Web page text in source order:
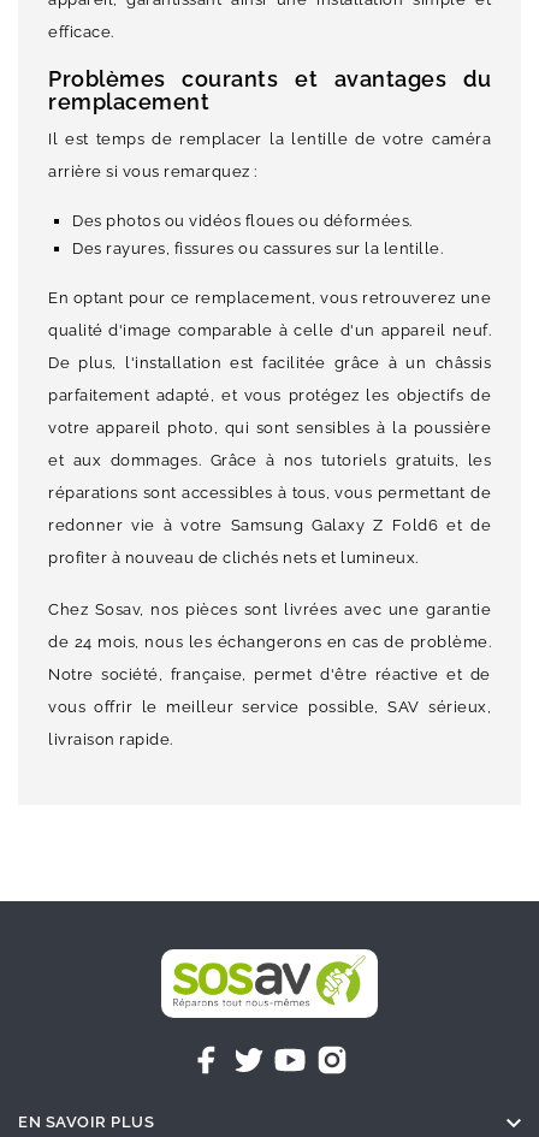
efficace.
Problèmes courants et avantages du
remplacement
Il est temps de remplacer la lentille de votre caméra
arrière si vous remarquez :
Des photos ou vidéos floues ou déformées.
Des rayures, fissures ou cassures sur la lentille.
En optant pour ce remplacement, vous retrouverez une
qualité d'image comparable à celle d'un appareil neuf.
De plus, l'installation est facilitée grâce à un châssis
parfaitement adapté, et vous protégez les objectifs de
votre appareil photo, qui sont sensibles à la poussière
et aux dommages. Grâce à nos tutoriels gratuits, les
réparations sont accessibles à tous, vous permettant de
redonner vie à votre Samsung Galaxy Z Fold6 et de
profiter à nouveau de clichés nets et lumineux.
Chez Sosav, nos pièces sont livrées avec une garantie
de 24 mois, nous les échangerons en cas de problème.
Notre société, française, permet d'être réactive et de
vous offrir le meilleur service possible, SAV sérieux,
livraison rapide.
EN SAVOIR PLUS 